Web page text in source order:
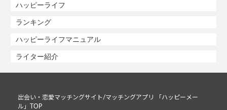
ハッピーライフ
ランキング
ハッピーライフマニュアル
ライター紹介
出会い・恋愛マッチングサイト/マッチングアプリ 「ハッピーメー
ル」TOP